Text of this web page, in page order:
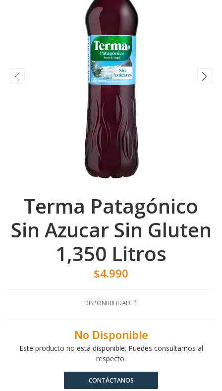
Terma Patagónico
Sin Azucar Sin Gluten
1,350 Litros
$4.990
DISPONIBILIDAD: 1
No Disponible
Este producto no está disponible. Puedes consultarnos al
respecto.
CONTÁCTANOS